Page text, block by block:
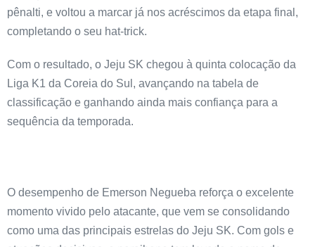
pênalti, e voltou a marcar já nos acréscimos da etapa final,
completando o seu hat-trick.
Com o resultado, o Jeju SK chegou à quinta colocação da
Liga K1 da Coreia do Sul, avançando na tabela de
classificação e ganhando ainda mais confiança para a
sequência da temporada.
O desempenho de Emerson Negueba reforça o excelente
momento vivido pelo atacante, que vem se consolidando
como uma das principais estrelas do Jeju SK. Com gols e